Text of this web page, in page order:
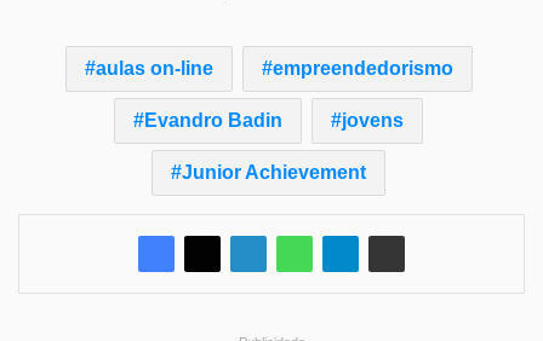
aulas on-line empreendedorismo
Evandro Badin jovens
Junior Achievement